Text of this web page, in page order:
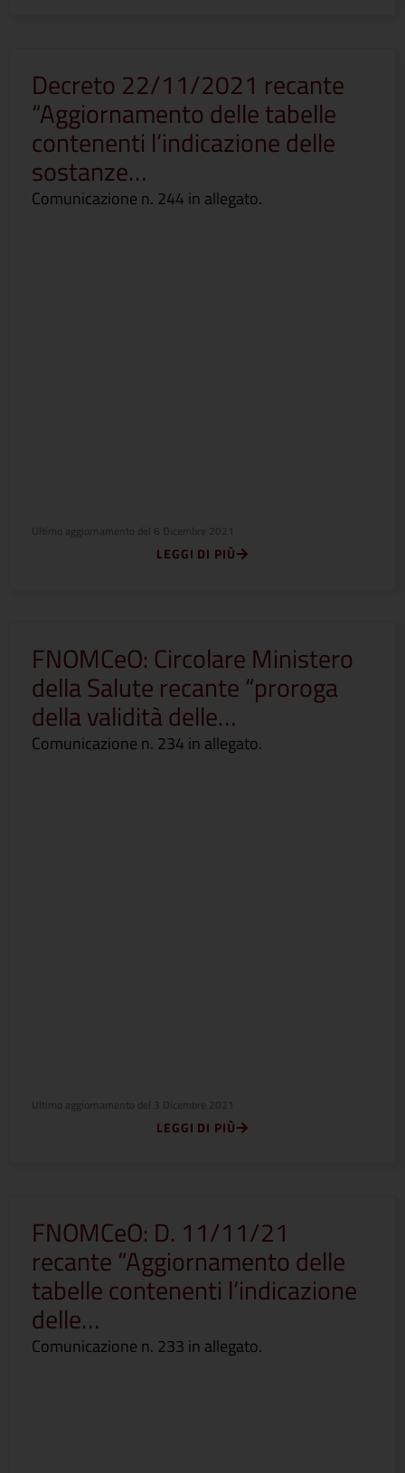
Decreto 22/11/2021 recante
“Aggiornamento delle tabelle
contenenti l’indicazione delle
sostanze…
Comunicazione n. 244 in allegato.
LEGGI DI PIÙ
FNOMCeO: Circolare Ministero
della Salute recante “proroga
della validità delle…
Comunicazione n. 234 in allegato.
LEGGI DI PIÙ
FNOMCeO: D. 11/11/21
recante “Aggiornamento delle
tabelle contenenti l’indicazione
delle…
Comunicazione n. 233 in allegato.